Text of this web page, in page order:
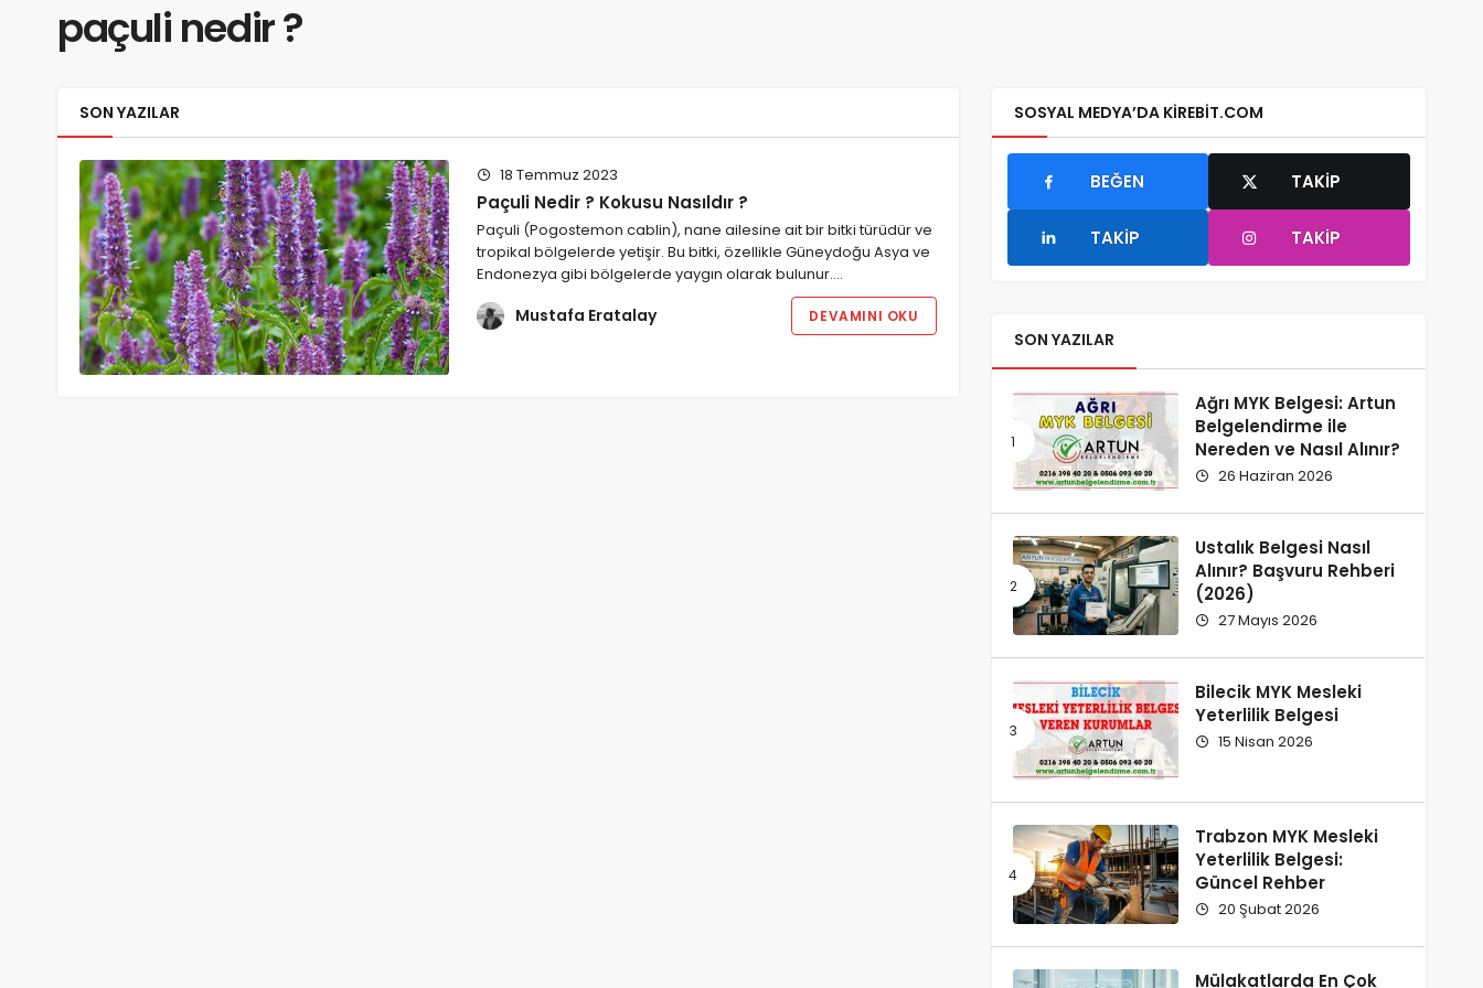
paçuli nedir ?
SON YAZILAR
18 Temmuz 2023
Paçuli Nedir ? Kokusu Nasıldır ?
Paçuli (Pogostemon cablin), nane ailesine ait bir bitki türüdür ve
tropikal bölgelerde yetişir. Bu bitki, özellikle Güneydoğu Asya ve
Endonezya gibi bölgelerde yaygın olarak bulunur.…
Mustafa Eratalay DEVAMINI OKU
SOSYAL MEDYA’DA KIREBIT.COM
BEĞEN TAKIP
TAKIP TAKIP
SON YAZILAR
Ağrı MYK Belgesi: Artun
Belgelendirme ile
Nereden ve Nasıl Alınır?
26 Haziran 2026
Ustalık Belgesi Nasıl
Alınır? Başvuru Rehberi
(2026)
27 Mayıs 2026
Bilecik MYK Mesleki
Yeterlilik Belgesi
15 Nisan 2026
Trabzon MYK Mesleki
Yeterlilik Belgesi:
Güncel Rehber
20 Şubat 2026
Mülakatlarda En Çok